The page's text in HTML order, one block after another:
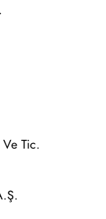
Tic.